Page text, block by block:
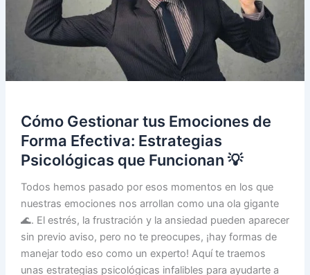
Cómo Gestionar tus Emociones de
Forma Efectiva: Estrategias
Psicológicas que Funcionan 💡
Todos hemos pasado por esos momentos en los que
nuestras emociones nos arrollan como una ola gigante
🌊. El estrés, la frustración y la ansiedad pueden aparecer
sin previo aviso, pero no te preocupes, ¡hay formas de
manejar todo eso como un experto! Aquí te traemos
unas estrategias psicológicas infalibles para ayudarte a